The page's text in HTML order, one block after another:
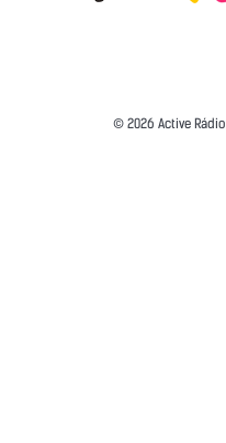
© 2026 Active Rádio